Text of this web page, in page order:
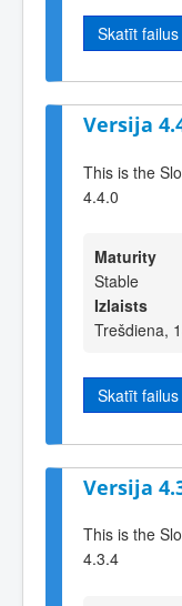
Skatīt failus
Versija
This is the
4.4.0
Maturity
Stable
Izlaists
Trešdiena,
Skatīt failus
Versija
This is the
4.3.4